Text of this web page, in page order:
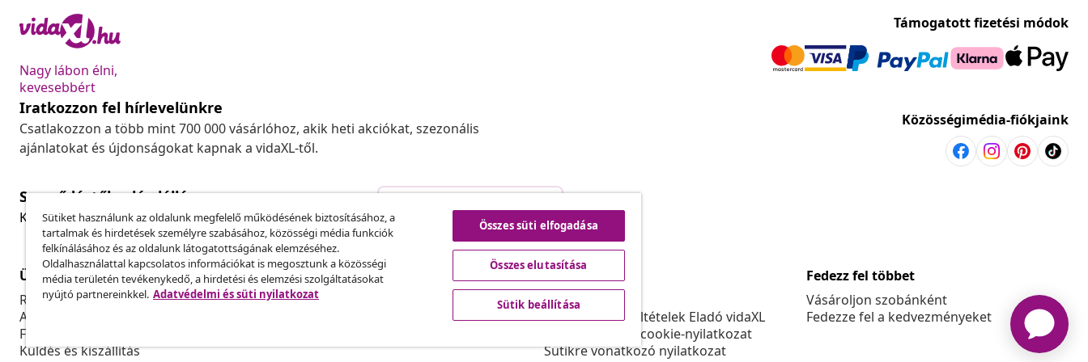
Nagy lábon élni,
kevesebbért
Támogatott fizetési módok
Iratkozzon fel hírlevelünkre
Csatlakozzon a több mint 700 000 vásárlóhoz, akik heti akciókat, szezonális
ajánlatokat és újdonságokat kapnak a vidaXL-től.
Közösségimédia-fiókjaink
Szerződéstől való elállás
Küldj be egy rendelés lemondására vonatkozó kérelmet.
Szerződéstől való elállás
Ügyfélszolgálat
Rendelés nyomon követése
A fiókom
Fizetés
Küldés és kiszállítás
Üzlet
Partnerprogram
vidaXL
A vidaXL-ről
Felhasználási feltételek Eladó vidaXL
Adatvédelmi és cookie-nyilatkozat
Sütikre vonatkozó nyilatkozat
Fedezz fel többet
Vásároljon szobánként
Fedezze fel a kedvezményeket
Sütiket használunk az oldalunk megfelelő működésének biztosításához, a
tartalmak és hirdetések személyre szabásához, közösségi média funkciók
felkínálásához és az oldalunk látogatottságának elemzéséhez.
Oldalhasználattal kapcsolatos információkat is megosztunk a közösségi
média területén tevékenykedő, a hirdetési és elemzési szolgáltatásokat
nyújtó partnereinkkel. Adatvédelmi és süti nyilatkozat
Összes süti elfogadása
Összes elutasítása
Sütik beállítása